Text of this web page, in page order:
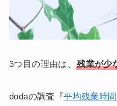
3つ目の理由は、残業が少
dodaの調査『平均残業時